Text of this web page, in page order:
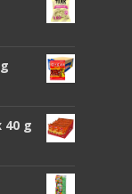
40 g